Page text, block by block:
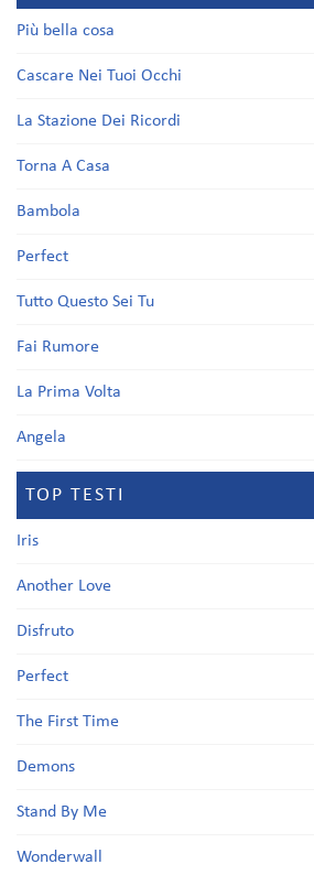
Più bella cosa
Cascare Nei Tuoi Occhi
La Stazione Dei Ricordi
Torna A Casa
Bambola
Perfect
Tutto Questo Sei Tu
Fai Rumore
La Prima Volta
Angela
TOP TESTI
Iris
Another Love
Disfruto
Perfect
The First Time
Demons
Stand By Me
Wonderwall